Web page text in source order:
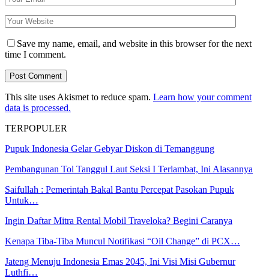
Save my name, email, and website in this browser for the next
time I comment.
This site uses Akismet to reduce spam. Learn how your comment
data is processed.
TERPOPULER
Pupuk Indonesia Gelar Gebyar Diskon di Temanggung
Pembangunan Tol Tanggul Laut Seksi I Terlambat, Ini Alasannya
Saifullah : Pemerintah Bakal Bantu Percepat Pasokan Pupuk
Untuk…
Ingin Daftar Mitra Rental Mobil Traveloka? Begini Caranya
Kenapa Tiba-Tiba Muncul Notifikasi “Oil Change” di PCX…
Jateng Menuju Indonesia Emas 2045, Ini Visi Misi Gubernur
Luthfi…